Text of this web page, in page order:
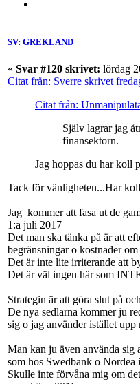
SV: GREKLAND
« Svar #120 skrivet: lördag
Citat från: Sverre skrivet
Citat från:
Själv lagrar jag
finansektorn.
Jag hoppas du har koll
Tack för vänligheten...Har
Jag kommer att fasa ut de
1:a juli 2017
Det man ska tänka på är att
begränsningar o kostnader om
Det är inte lite irriterande att
Det är väl ingen här som
Strategin är att göra slut på
De nya sedlarna kommer ju
sig o jag använder istället
Man kan ju även använda
som hos Swedbank o Nordea
Skulle inte förvåna mig om